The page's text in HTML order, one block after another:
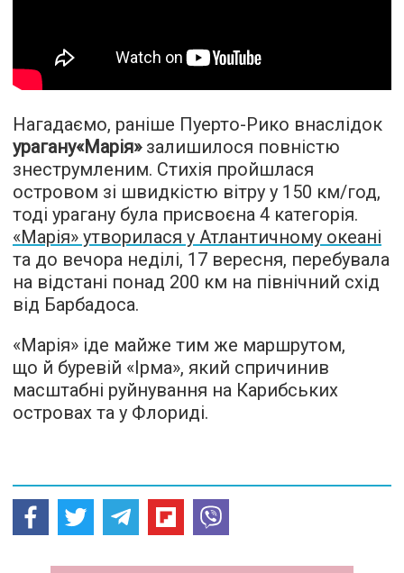
Нагадаємо, раніше Пуерто-Рико внаслідок
урагану«Марія»залишилося повністю
знеструмленим. Стихія пройшлася
островом зі швидкістю вітру у 150 км/год,
тоді урагану була присвоєна 4 категорія.
«Марія» утворилася у Атлантичному океані
та до вечора неділі, 17 вересня, перебувала
на відстані понад 200 км на північний схід
від Барбадоса.
«Марія» іде майже тим же маршрутом,
що й буревій «Ірма», який спричинив
масштабні руйнування на Карибських
островах та у Флориді.